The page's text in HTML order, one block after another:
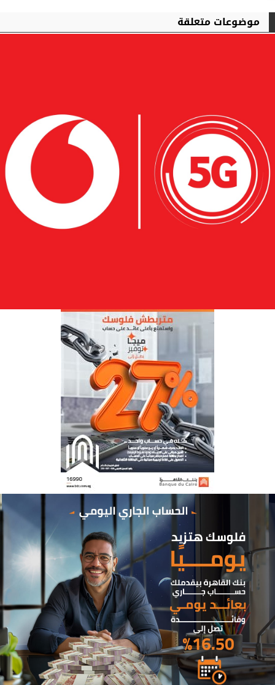
موضوعات متعلقة